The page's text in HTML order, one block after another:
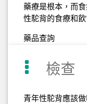
藥療是根本，而
性駝背的食療和
藥品查詢
檢查
青年性駝背應該